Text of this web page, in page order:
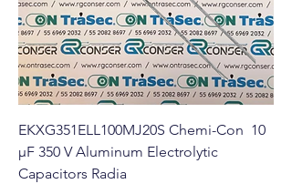
EKXG351ELL100MJ20S Chemi-Con 10
µF 350 V Aluminum Electrolytic
Capacitors Radia